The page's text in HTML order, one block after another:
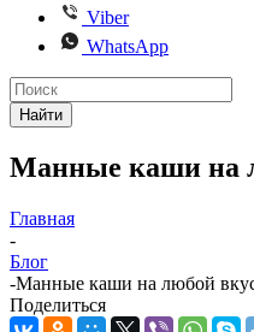
Viber
WhatsApp
Найти
Манные каши на
Главная
-
Блог
-Манные каши на любой
Поделиться